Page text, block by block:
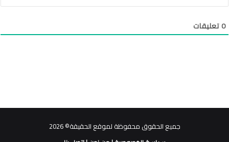
0تعليقات
جميع الحقوق محفوظة لموقع الحقيقة© 2026